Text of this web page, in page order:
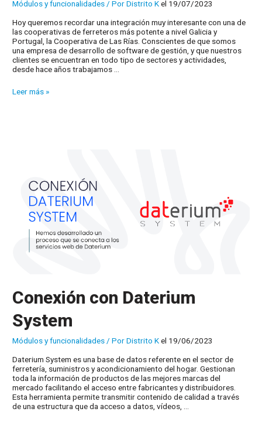
Módulos y funcionalidades / PorDistrito Kel 19/07/2023
Hoy queremos recordar una integración muy interesante con una de
las cooperativas de ferreteros más potente a nivel Galicia y
Portugal, la Cooperativa de Las Rías. Conscientes de que somos
una empresa de desarrollo de software de gestión, y que nuestros
clientes se encuentran en todo tipo de sectores y actividades,
desde hace años trabajamos …
¿Miembro
integrado
Leer más »
Conexión con Daterium
System
Módulos y funcionalidades/ PorDistrito Kel 19/06/2023
Daterium System es una base de datos referente en el sector de
ferretería, suministros y acondicionamiento del hogar. Gestionan
toda la información de productos de las mejores marcas del
mercado facilitando el acceso entre fabricantes y distribuidores.
Esta herramienta permite transmitir contenido de calidad a través
de una estructura que da acceso a datos, vídeos, …